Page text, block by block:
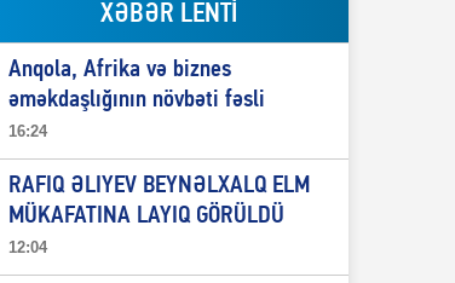
məntiq və
Elşad Abdullayevin
erməniləri
maliyyələşdirən oğlu
niyə Azərbaycana
ekstradisiya olunmur?
XƏBƏR LENTİ
Anqola, Afrika və biznes
əməkdaşlığının növbəti fəsli
16:24
RAFIQ ƏLIYEV BEYNƏLXALQ ELM
MÜKAFATINA LAYIQ GÖRÜLDÜ
12:04